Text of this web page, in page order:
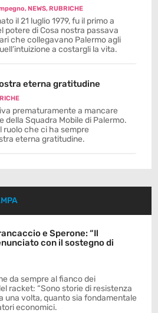
,NEWS,RUBRICHE
il 21 luglio 1979, fu il primo a
potere di Cosa nostra passava
che collegavano Palermo agli
a costargli la vita.
eterna gratitudine
prematuramente a mancare
della Squadra Mobile di Palermo.
ruolo che ci ha sempre
eterna gratitudine.
e Sperone: “Il
con il sostegno di
da sempre al fianco dei
racket: “Sono storie di resistenza
una volta, quanto sia fondamentale
economici.